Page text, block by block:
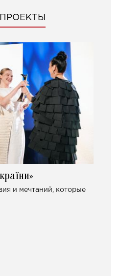
и мечтаний, которые